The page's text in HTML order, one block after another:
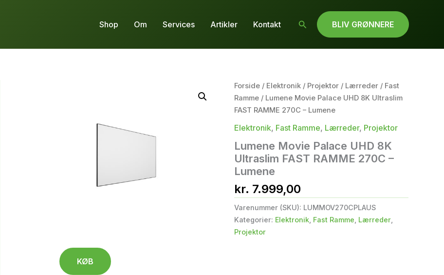
Shop Om Services Artikler Kontakt Søg BLIV GRØNNERE
Forside/ Elektronik/ Projektor/ Lærreder/ Fast
Ramme/ Lumene Movie Palace UHD 8K Ultraslim
FAST RAMME 270C – Lumene
Elektronik, Fast Ramme, Lærreder, Projektor
Lumene Movie Palace UHD 8K
Ultraslim FAST RAMME 270C –
Lumene
kr. 7.999,00
Varenummer (SKU): LUMMOV270CPLAUS
Kategorier: Elektronik, Fast Ramme Lærreder,
Projektor
KØB